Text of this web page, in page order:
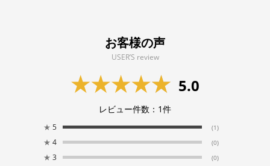
お客様の声
USER’S review
5.0
レビュー件数： 1件
★ 5 (1)
★ 4 (0)
★ 3 (0)